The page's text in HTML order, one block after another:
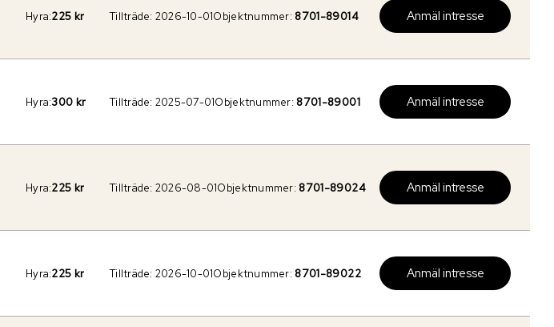
Hyra:225 kr Tillträde: 2026-10-01Objektnummer: 8701-89014 Anmäl intresse
Hyra:300 kr Tillträde: 2025-07-01Objektnummer: 8701-89001 Anmäl intresse
Hyra:225 kr Tillträde: 2026-08-01Objektnummer: 8701-89024 Anmäl intresse
Hyra:225 kr Tillträde: 2026-10-01Objektnummer: 8701-89022 Anmäl intresse